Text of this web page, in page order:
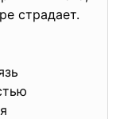
страдает.